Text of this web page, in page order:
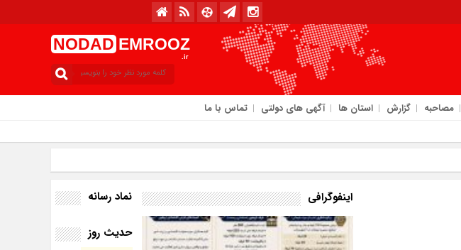
NODAD EMROOZ
.ir
مصاحبه گزارش استان ها آگهی های دولتی تماس با ما
امروز : سه‌شنبه / ۱۳ مرداد / ۱۴۰۵
اینفوگرافی نماد رسانه
حدیث روز